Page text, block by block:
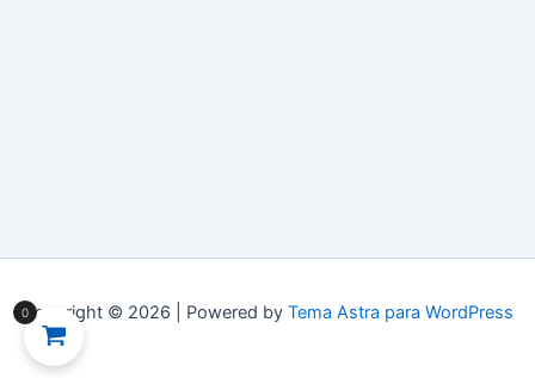
Copyright © 2026 | Powered by Tema Astra para WordPress
0